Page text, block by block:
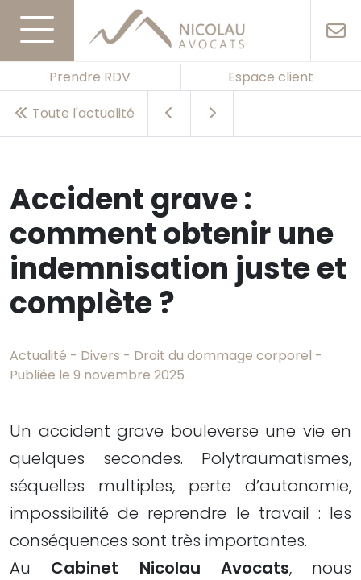
Prendre RDV
Espace client
Toute l'actualité
Accident grave :
comment obtenir une
indemnisation juste et
complète ?
Actualité - Divers - Droit du dommage corporel -
Publiée le 9 novembre 2025
Un accident grave bouleverse une vie en
quelques secondes. Polytraumatismes,
séquelles multiples, perte d’autonomie,
impossibilité de reprendre le travail : les
conséquences sont très importantes.
Au Cabinet Nicolau Avocats, nous